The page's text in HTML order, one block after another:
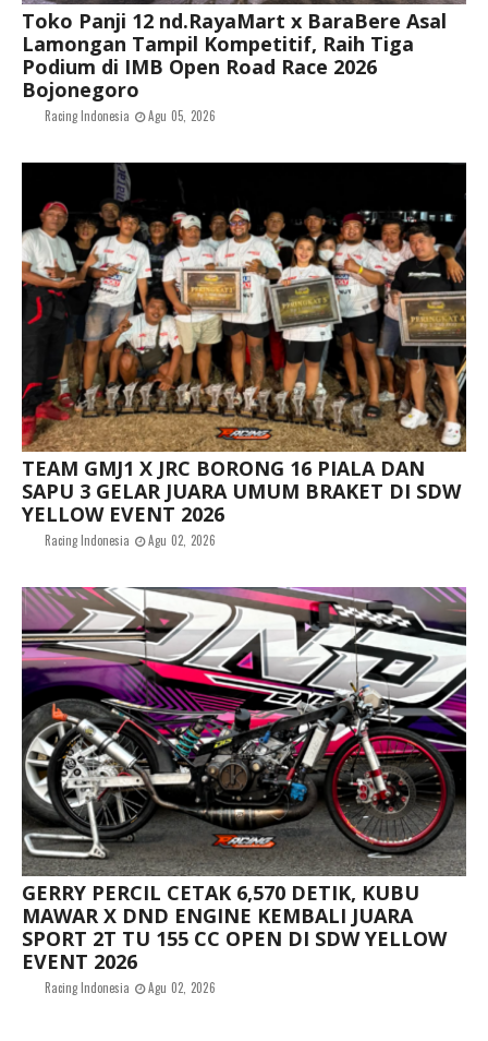
Toko Panji 12 nd.RayaMart x BaraBere Asal
Lamongan Tampil Kompetitif, Raih Tiga
Podium di IMB Open Road Race 2026
Bojonegoro
Racing Indonesia Agu 05, 2026
TEAM GMJ1 X JRC BORONG 16 PIALA DAN
SAPU 3 GELAR JUARA UMUM BRAKET DI SDW
YELLOW EVENT 2026
Racing Indonesia Agu 02, 2026
GERRY PERCIL CETAK 6,570 DETIK, KUBU
MAWAR X DND ENGINE KEMBALI JUARA
SPORT 2T TU 155 CC OPEN DI SDW YELLOW
EVENT 2026
Racing Indonesia Agu 02, 2026